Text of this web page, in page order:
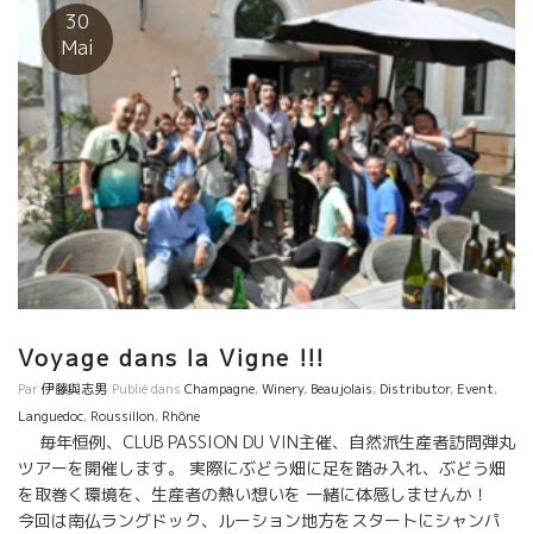
オー・フォルト 赤しか飲みたくない時も時々ある。 そんな時で
も問題なく魚介類を食べられる。 二人でレストランに入って、一人
ステーキ、一人が魚介類でも問題ない。 LAPALU qui
montre une nouvelle façade du Gamay, une limpidité
Jean-Claude Lapalu est un viticulteur unique qui nous apprend
la capacité incroyable du Gamay. C’est parce que Beaujolais
que le vin […]
30
Mai
Voyage dans la Vigne !!!
Par伊藤與志男 Publié dans Champagne,Winery, Beaujolais, Distributor, Event,
Languedoc, Roussillon, Rhône
毎年恒例、CLUB PASSION DU VIN主催、自然派生産者訪問弾丸
ツアーを開催します。 実際にぶどう畑に足を踏み入れ、ぶどう畑
を取巻く環境を、生産者の熱い想いを 一緒に体感しませんか！
今回は南仏ラングドック、ルーション地方をスタートにシャンパ